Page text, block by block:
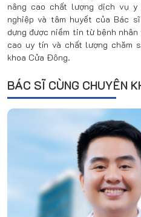
nâng cao chất lượng dịch vụ
nghiệp và tâm huyết của Bác
dựng được niềm tin từ bệnh
cao uy tín và chất lượng chăm
khoa Cửa Đông.
BÁC SĨ CÙNG CHUYÊN